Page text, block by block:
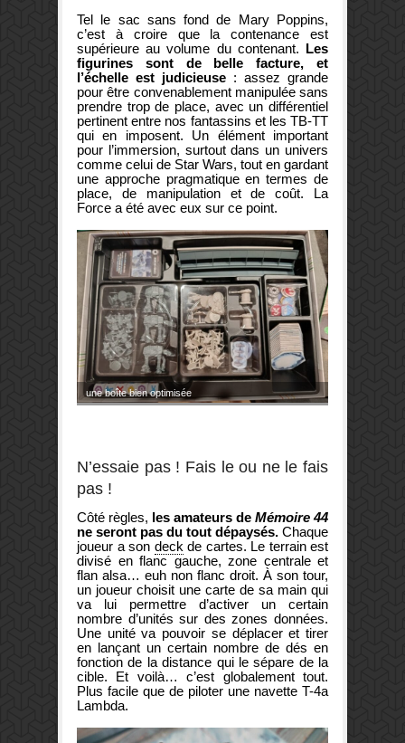
Tel le sac sans fond de Mary Poppins,
c’est à croire que la contenance est
supérieure au volume du contenant. Les
figurines sont de belle facture, et
l’échelle est judicieuse : assez grande
pour être convenablement manipulée sans
prendre trop de place, avec un différentiel
pertinent entre nos fantassins et les TB-TT
qui en imposent. Un élément important
pour l’immersion, surtout dans un univers
comme celui de Star Wars, tout en gardant
une approche pragmatique en termes de
place, de manipulation et de coût. La
Force a été avec eux sur ce point.
une boîte bien optimisée
N’essaie pas ! Fais le ou ne le fais
pas !
Côté règles, les amateurs de Mémoire 44
ne seront pas du tout dépaysés. Chaque
joueur a son deck de cartes. Le terrain est
divisé en flanc gauche, zone centrale et
flan alsa… euh non flanc droit. À son tour,
un joueur choisit une carte de sa main qui
va lui permettre d’activer un certain
nombre d’unités sur des zones données.
Une unité va pouvoir se déplacer et tirer
en lançant un certain nombre de dés en
fonction de la distance qui le sépare de la
cible. Et voilà… c’est globalement tout.
Plus facile que de piloter une navette T-4a
Lambda.